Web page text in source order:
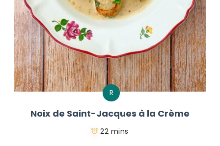
R
Noix de Saint-Jacques à la Crème
22 mins